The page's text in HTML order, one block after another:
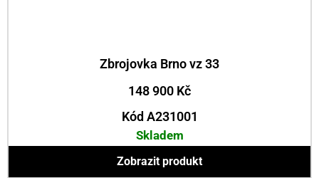
Zbrojovka Brno vz 33
148 900 Kč
Kód A231001
Skladem
Zobrazit produkt